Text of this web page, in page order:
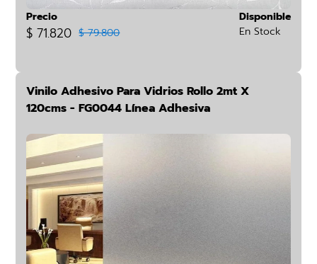
Precio
$ 71.820 $ 79.800
Disponible
En Stock
Vinilo Adhesivo Para Vidrios Rollo 2mt X
120cms - FG0044 Línea Adhesiva